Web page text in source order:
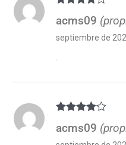
con4de 5
acms09
septiembre de
.
con4de 5
acms09